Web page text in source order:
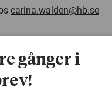
carina.walden@hb.se
gånger i